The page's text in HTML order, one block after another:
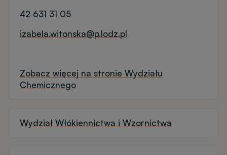
42 631 31 05
izabela.witonska@p.lodz.pl
Zobacz więcej na stronie Wydziału
Chemicznego
Wydział Włókiennictwa i Wzornictwa